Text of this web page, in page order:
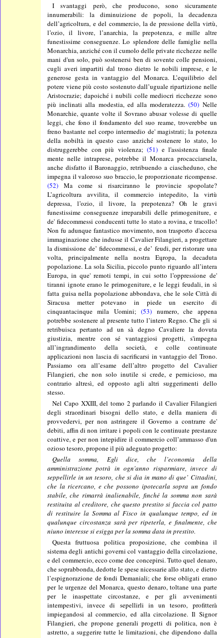
I svantaggi però, che producono, sono sicuramente
innumerabili: la diminuizione de popoli, la decadenza
dell’agricoltura, e del commercio, la de pressione della virtù,
l’ozio, il livore, l’anarchia, la prepotenza, e mille altre
funestissime conseguenze. Lo splendore delle famiglie nella
Monarchia, anziché con il cumolo delle private ricchezze nelle
mani d'un solo, può sostenersi ben di sovente colle pensioni,
cugli averi impartiti dal trono dietro le nobili imprese, e le
generose gesta in vantaggio del Monarca. L’equilibrio del
potere viene più costo sostenuto dall’uguale ripartizione nelle
Aristocrazie; dapoiché i nubili colle mediocri ricchezze sono
più inclinati alla modestia, ed alla moderatezza.(50) Nelle
Monarchie, quante volte il Sovrano abusar volesse di quelle
leggi, che fono il fondamento del suo reame, troverebbe un
freno bastante nel corpo intermedio de' magistrati; la potenza
della nobiltà in questo caso anziché sostenere lo stato, lo
distruggerebbe con più violenza;(51) e l'assistenza finale
mente nelle intraprese, potrebbe il Monarca procacciarsela,
anche disfatto il Baronaggio, retribuendo a ciascheduno, che
impegna il valoroso suo braccio, le proporzionate ricompense.
(52) Ma come si risarciranno le provincie spopolate?
L’agricoltura avvilita, il commercio intepedito, la virtù
depressa, l’ozio, il livore, la prepotenza? Oh le gravi
funestissime conseguenze irreparabili delle primogeniture, e
de' fidecommessi conducenti tutte lo stato a rovina, e tracollo!
Non fu adunque fantastico movimento, non trasporto d'accesa
immaginazione che indusse il Cavalier Filangieri, a progettare
la dismissione de’ fidecommessi, e de’ feudi, per ristorare una
volta, principalmente nella nostra Eųropa, la decaduta
popolazione. La sola Sicilia, piccolo punto riguardo all’intera
Europa, in que' remoti tempi, in cui sotto l’oppressione de'
tiranni ignote erano le primogeniture, e le leggi feudali, in sì
fatta guisa nella popolazione abbondava, che le sole Città di
Siracusa metter potevano in piede un esercito di
cinquantacinque mila Uomini;(53) numero, che appena
potrebbe sostenere al presente tutto l’intero Regno. Che gli si
retribuisca pertanto ad un sà degno Cavaliere la dovuta
giustizia, mentre con sé vantaggiosi progetti, s'impegna
all’ingrandimento della società, e colle continuate
applicazioni non lascia di sacrificarsi in vantaggio del Trono.
Passiamo ora all’esame dell’altro progetto del Cavalier
Filangieri, che non solo inutile si crede, e pernicioso, ma
contrario altresì, ed opposto agli altri suggerimenti dello
stesso.
Nel Capo XXIII, del tomo 2 parlando il Cavalier Filangieri
degli straordinari bisogni dello stato, e della maniera di
provvedervi, per non astringere il Governo a contrarre de'
debiti, affin di non irritare i popoli con le continuate prestanze
coattive, e per non intepidire il commercio coll’ammasso d'un
ozioso tesoro, propone il più adeguato progetto:
Quella somma, Egli dice, che l’economia della
amministrazione potrà in ogn'anno risparmiare, invece di
seppellirle in untesoro, che si dia in mano di que’ Cittadini,
che la ricercano, e che possono ipotecarla sopra un fondo
stabile, che rimarrà inalienabile, finché la somma non sarà
restituita al creditore, che questo prestito si faccia col patto
di restituire la Somma al Fisco in qualunque tempo, ed in
qualunque circostanza sarà per ripeterla, e finalmente, che
niuno interessesi esigga per la somma data in prestito.
Questa fruttuosa politica proposizione, che combina il
sistema degli antichi governi col vantaggio della circolazione,
e del commercio, ecco come dee concepirsi. Tutto quel denaro,
che soprabbonda, dedotte le spese nicessarie allo stato, e dietro
l’espignorazione de fondi Demaniali; che forse obligati erano
per le urgenze del Monarca, questo denaro, toltane una parte
per le inaspettate circostanze, e per gli avvenimenti
intempestivi, invece di sepellirli in un tesoro, profitterà
impiegandosi al commercio, ed alla circolazione. Il Signor
Filangieri, che propone generali progetti di politica, non è
astretto, a suggerire tutte le limitazioni, che dipendono dalla